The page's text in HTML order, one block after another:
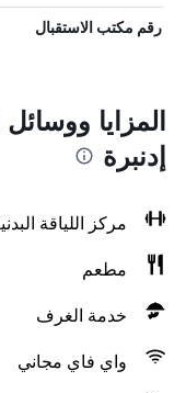
رقم مكتب الاستقبال
المزايا
إدنبرة
مركز اللياقة
مطعم
خدمة الغرف
واي فاي مجاني